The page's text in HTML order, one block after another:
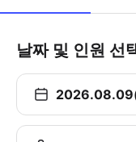
날짜 및 인원 선